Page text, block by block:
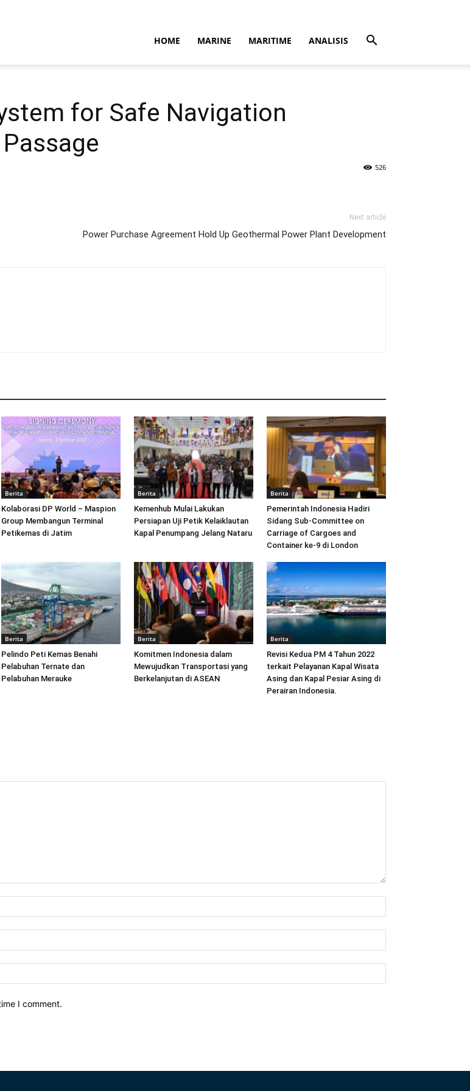
HOME MARINE MARITIME ANALISIS
for Safe Navigation
526
Next article
Power Purchase Agreement Hold Up Geothermal Power Plant Development
Berita
Kolaborasi DP World – Maspion
Group Membangun Terminal
Petikemas di Jatim
Berita
Kemenhub Mulai Lakukan
Persiapan Uji Petik Kelaiklautan
Kapal Penumpang Jelang Nataru
Berita
Pemerintah Indonesia Hadiri
Sidang Sub-Committee on
Carriage of Cargoes and
Container ke-9 di London
Berita
Pelindo Peti Kemas Benahi
Pelabuhan Ternate dan
Pelabuhan Merauke
Berita
Komitmen Indonesia dalam
Mewujudkan Transportasi yang
Berkelanjutan di ASEAN
Berita
Revisi Kedua PM 4 Tahun 2022
terkait Pelayanan Kapal Wisata
Asing dan Kapal Pesiar Asing di
Perairan Indonesia.
I comment.